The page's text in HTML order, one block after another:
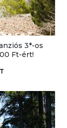
3*-os
Ft-ért!